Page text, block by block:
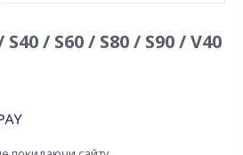
/ S60 / S80 / S90 / V40